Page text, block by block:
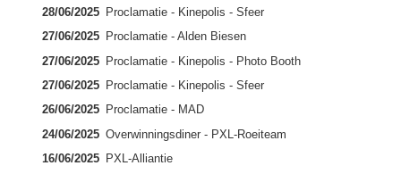
28/06/2025 Proclamatie - Kinepolis - Sfeer
27/06/2025 Proclamatie - Alden Biesen
27/06/2025 Proclamatie - Kinepolis - Photo Booth
27/06/2025 Proclamatie - Kinepolis - Sfeer
26/06/2025 Proclamatie - MAD
24/06/2025 Overwinningsdiner - PXL-Roeiteam
16/06/2025 PXL-Alliantie